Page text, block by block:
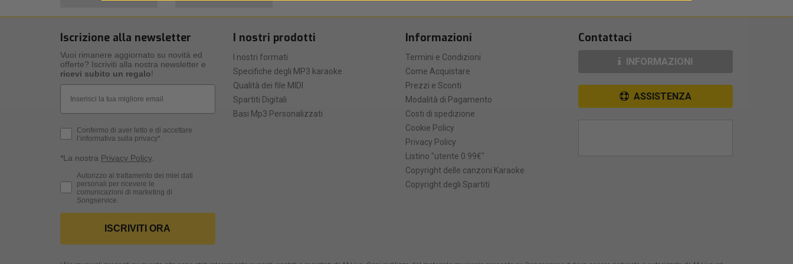
Iscrizione alla newsletter
Vuoi rimanere aggiornato su novità ed
offerte? Iscriviti alla nostra newsletter e
ricevi subito un regalo!
Privacy Policy
Confermo di aver letto e di accettare
l’informativa sulla privacy*.
*La nostra Privacy Policy.
Consenso Marketing
Autorizzo al trattamento dei miei dati
personali per ricevere le
comunicazioni di marketing di
Songservice.
ISCRIVITI ORA
I nostri prodotti
I nostri formati
Specifiche degli MP3 karaoke
Qualità dei file MIDI
Spartiti Digitali
Basi Mp3 Personalizzati
Informazioni
Termini e Condizioni
Come Acquistare
Prezzi e Sconti
Modalità di Pagamento
Costi di spedizione
Cookie Policy
Privacy Policy
Listino "utente 0.99€"
Copyright delle canzoni Karaoke
Copyright degli Spartiti
Contattaci
INFORMAZIONI
ASSISTENZA